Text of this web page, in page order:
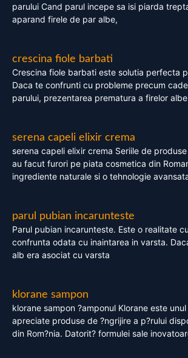
parului Cand parul incepe sa isi piarda
aparand firele de par albe,
crescina fiole barbati
Crescina fiole barbati este solutia perfecta
Daca te confrunti cu probleme precum
parului, prezentarea prematura a firelor
serena capeli elixir crema
serena capeli elixir crema Seriile de produse
au facut furori pe piata cosmetica din
ingrediente naturale si o tehnologie
parul pubian incarunteste
Parul pubian incarunteste. Este o realitate
confrunta odata cu inaintarea in varsta.
alb era asociat cu varsta
klorane sampon
klorane sampon ?amponul Klorane este
apreciate produse de ?ngrijire a p?rului
din Rom?nia. Datorit? formulei sale